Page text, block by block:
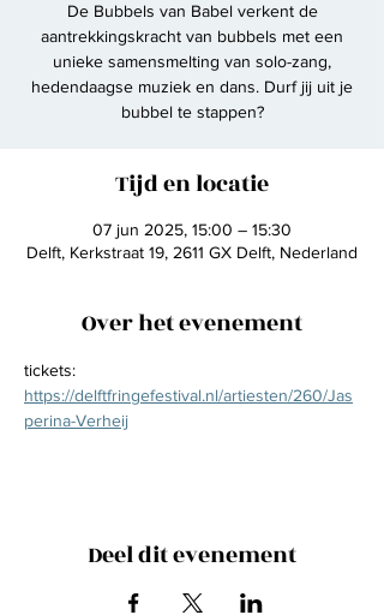
De Bubbels van Babel verkent de
aantrekkingskracht van bubbels met een
unieke samensmelting van solo-zang,
hedendaagse muziek en dans. Durf jij uit je
bubbel te stappen?
Tijd en locatie
07 jun 2025, 15:00 – 15:30
Delft, Kerkstraat 19, 2611 GX Delft, Nederland
Over het evenement
tickets:
https://delftfringefestival.nl/artiesten/260/Jas
perina-Verheij
Deel dit evenement